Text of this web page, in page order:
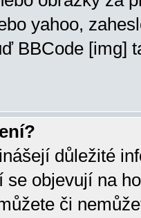
yahoo,
BBCode [img]
důležité
se objevují na
či